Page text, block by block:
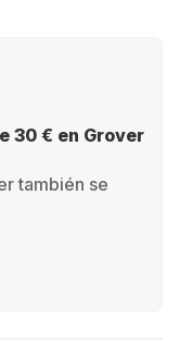
30 € en Grover
también se